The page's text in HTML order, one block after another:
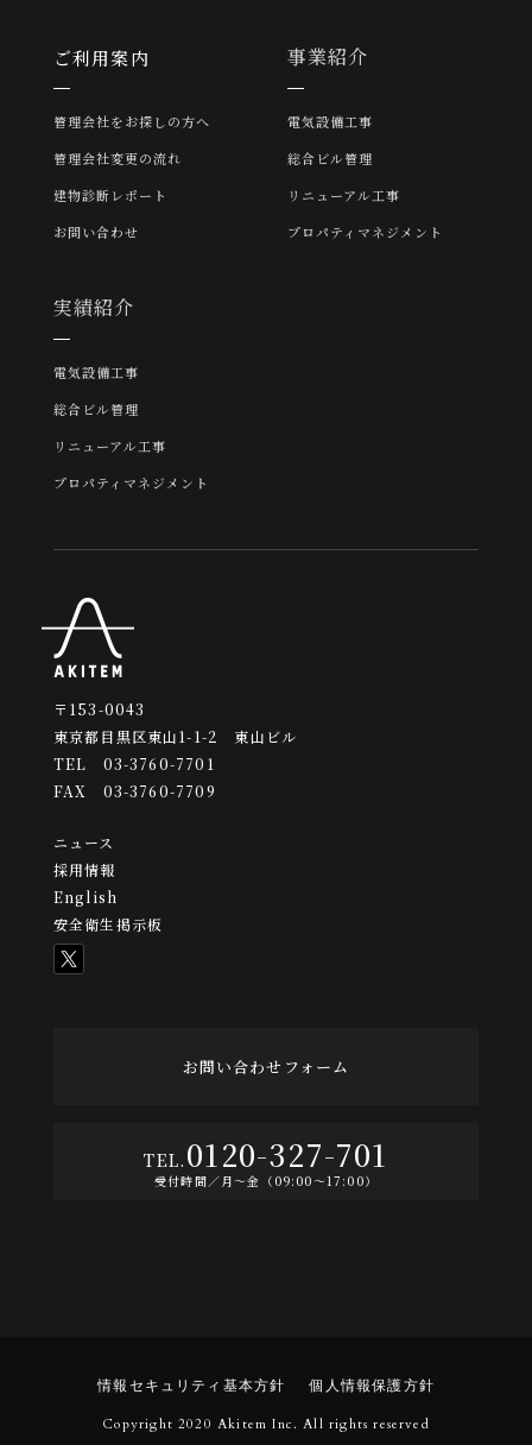
ご利用案内
管理会社をお探しの方へ
管理会社変更の流れ
建物診断レポート
お問い合わせ
事業紹介
電気設備工事
総合ビル管理
リニューアル工事
プロパティマネジメント
実績紹介
電気設備工事
総合ビル管理
リニューアル工事
プロパティマネジメント
〒153-0043
東京都目黒区東山1-1-2 東山ビル
TEL 03-3760-7701
FAX 03-3760-7709
ニュース
採用情報
English
安全衛生掲示板
お問い合わせフォーム
0120-327-701
受付時間／月〜金（09:00〜17:00）
情報セキュリティ基本方針 個人情報保護方針
Copyright 2020 Akitem Inc. All rights reserved